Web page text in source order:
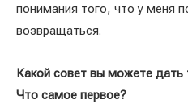
понимания того, что у меня
возвращаться.
Какой совет вы можете дать
Что самое первое?